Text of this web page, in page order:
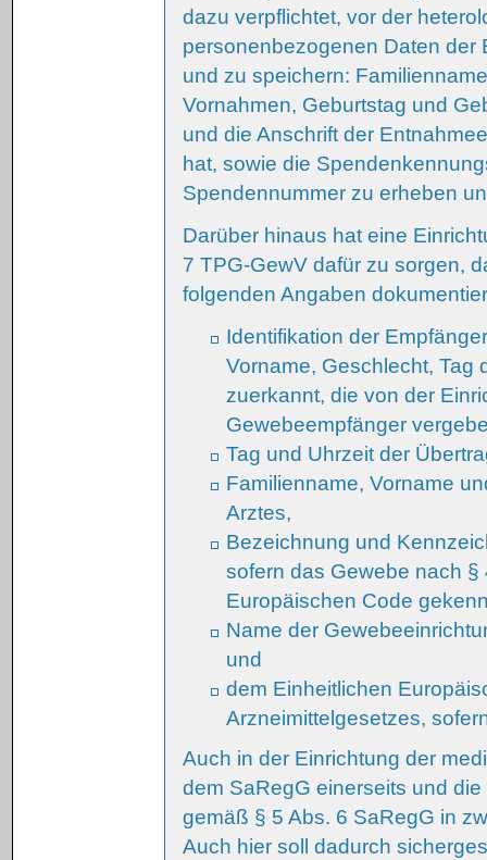
dazu verpflichtet, vor der
personenbezogenen Daten der
und zu speichern:
Vornahmen, Geburtstag und
und die Anschrift der
hat, sowie die
Spendennummer zu erheben
Darüber hinaus hat eine
7 TPG-GewV dafür zu sorgen,
folgenden Angaben
Identifikation der
Vorname, Geschlecht, Tag
zuerkannt, die von der
Gewebeempfänger
Tag und Uhrzeit der
Familienname, Vorname
Arztes,
Bezeichnung und
sofern das Gewebe nach §
Europäischen Code
Name der
und
dem Einheitlichen
Arzneimittelgesetzes,
Auch in der Einrichtung der
dem SaRegG einerseits und
gemäß § 5 Abs. 6 SaRegG in
Auch hier soll dadurch